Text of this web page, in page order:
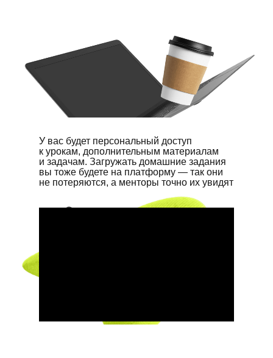
У вас будет персональный доступ
к урокам, дополнительным материалам
и задачам. Загружать домашние задания
вы тоже будете на платформу — так они
не потеряются, а менторы точно их увидят